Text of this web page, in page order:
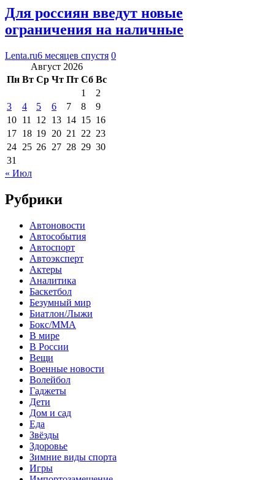
Для россиян введут новые
ограничения на наличные
Lenta.ru6 месяцев спустя 0
Август 2026
Пн Вт Ср Чт Пт Сб Вс
1
2
3
4 5 6 7 8
9
10 11 12 13 14 15 16
17 18 19 20 21 22 23
24 25 26 27 28 29 30
31
« Июл
Рубрики
Автоновости
Автособытия
Автоспорт
Автоэксперт
Актеры
Аналитика
Баскетбол
Безумный мир
Биатлон/Лыжи
Бокс/MMA
В мире
В России
Вещи
Военные новости
Волейбол
Гаджеты
Дети
Дом и сад
Еда
Звёзды
Здоровье
Зимние виды спорта
Игры